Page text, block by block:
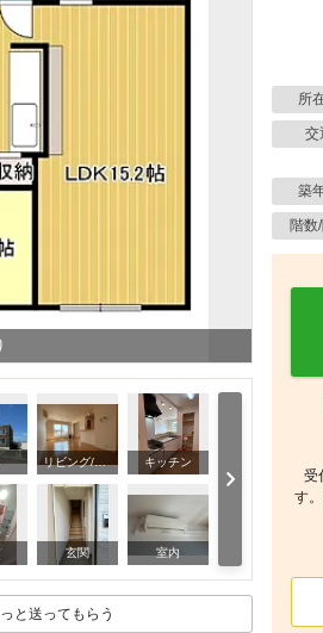
リビング/ダイニング キッチン
玄関 室内
と送ってもらう
所
交
築
階数
受
す